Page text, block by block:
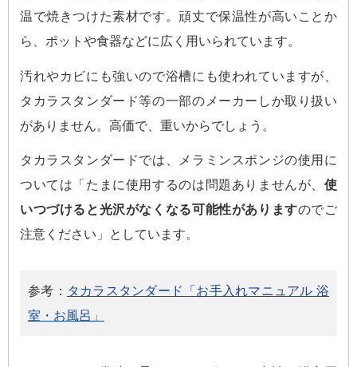
温で焼きつけた素材です。頑丈で保温性が高いことか
ら、ポットや食器などに広く用いられています。
汚れやカビにも強いので浴槽にも使われていますが、
タカラスタンダード等の一部のメーカーしか取り扱い
がありません。高価で、重いからでしょう。
タカラスタンダードでは、メラミンスポンジの使用に
ついては「たまに使用するのは問題ありませんが、 使
いつづけると光沢がなくなる可能性がありますのでご
注意ください」としています。
参考： タカラスタンダード「お手入れマニュアル 浴
室・お風呂」